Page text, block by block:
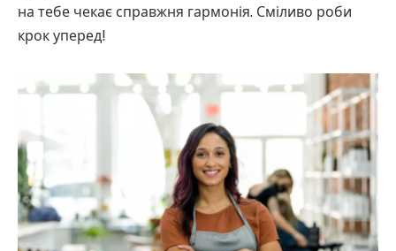
на тебе чекає справжня гармонія. Сміливо роби
крок уперед!